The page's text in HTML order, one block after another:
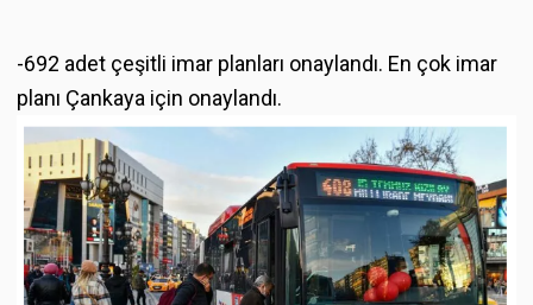
-692 adet çeşitli imar planları onaylandı. En çok imar
planı Çankaya için onaylandı.